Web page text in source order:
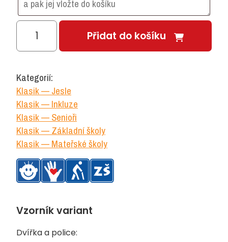
KLASIK
450-
jednodveřová
se
2
policemi
množství
Přidat do košíku
Kategorií:
Klasik — Jesle
Klasik — Inkluze
Klasik — Senioři
Klasik — Základní školy
Klasik — Mateřské školy
Vzorník variant
Dvířka a police: